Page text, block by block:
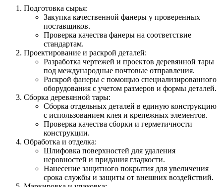
Подготовка сырья:
Закупка качественной фанеры у проверенных
поставщиков.
Проверка качества фанеры на соответствие
стандартам.
Проектирование и раскрой деталей:
Разработка чертежей и проектов деревянной тары
под международные почтовые отправления.
Раскрой фанеры с помощью специализированного
оборудования с учетом размеров и формы деталей.
Сборка деревянной тары:
Сборка отдельных деталей в единую конструкцию
с использованием клея и крепежных элементов.
Проверка качества сборки и герметичности
конструкции.
Обработка и отделка:
Шлифовка поверхностей для удаления
неровностей и придания гладкости.
Нанесение защитного покрытия для увеличения
срока службы и защиты от внешних воздействий.